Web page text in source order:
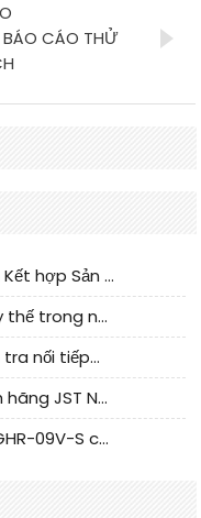
BÁO CÁO THỬ
CNC Tech Đánh giá và Hướng dẫn Kết hợp Sản xuất Linh kiện Cable Nội địa
I-Pex cao tần dây束 giải pháp thay thế trong nước phân tích
CLIFF dưới参照 của tiêu chuẩn kiểm tra nối tiếp器 trong nước được cập nhật
JST kết nối - cung cấp kết nối chính hãng JST NSHR-02V-S | sản phẩm thay thế
JST kết nối - cung cấp kết nối JST GHR-09V-S chính hãng | hàng thay thế